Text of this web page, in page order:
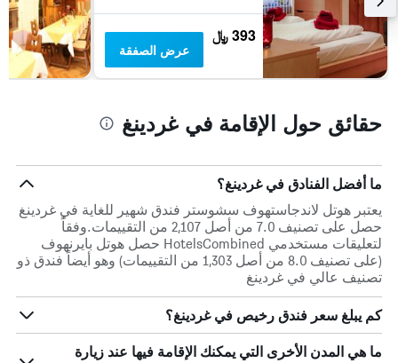
393 ﷼
عرض الصفقة
حقائق حول الإقامة في غردينغ
ما أفضل الفنادق في غردينغ؟
يعتبر هوتل لاندجاستهوف سشوستر فندق شهير للغاية في غردينغ
حصل على تصنيف 7.0 من أصل 2,107 من التقييمات.وفقاً
لتعليقات مستخدمي HotelsCombined حصل هوتل بايرنهوف
(على تصنيف 8.0 من أصل 1,303 من التقييمات) وهو أيضاً فندق ذو
تصنيف عالي في غردينغ
كم يبلغ سعر فندق رخيص في غردينغ؟
ما هي المدن الأخرى التي يمكنك الإقامة فيها عند زيارة